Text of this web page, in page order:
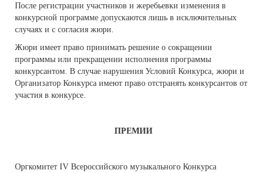
После регистрации участников и жеребьевки изменения в
конкурсной программе допускаются лишь в исключительных
случаях и с согласия жюри.
Жюри имеет право принимать решение о сокращении
программы или прекращении исполнения программы
конкурсантом. В случае нарушения Условий Конкурса, жюри и
Организатор Конкурса имеют право отстранять конкурсантов от
участия в конкурсе.
ПРЕМИИ
Оргкомитет IV Всероссийского музыкального Конкурса